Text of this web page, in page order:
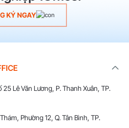
KÝ NGAY
Lê Văn Lương, P. Thanh Xuân, TP.
Phường 12, Q. Tân Bình, TP.